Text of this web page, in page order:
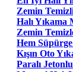
Zemin
Halı Yıkama
Zemin
Hem
Kışın Oto
Paralı